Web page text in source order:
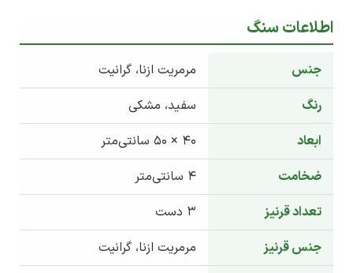
اطلاعات سنگ
جنس
مرمریت ازنا، گرانیت
رنگ
سفید، مشکی
ابعاد
40 × 50 سانتی‌متر
ضخامت
تعداد قرنیز
جنس قرنیز
مرمریت ازنا، گرانیت